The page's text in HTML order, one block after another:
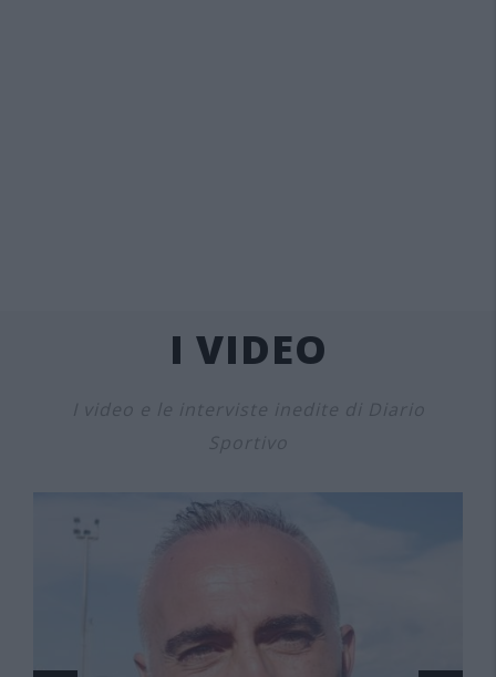
I VIDEO
I video e le interviste inedite di Diario
Sportivo